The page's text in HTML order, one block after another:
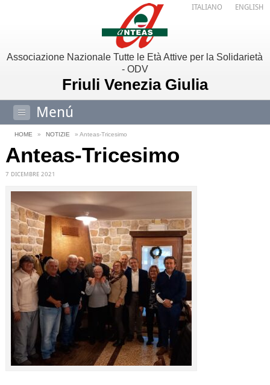
Associazione Nazionale Tutte le Età Attive per la Solidarietà
- ODV
Friuli Venezia Giulia
Menú
ITALIANO ENGLISH
HOME » NOTIZIE » Anteas-Tricesimo
Anteas-Tricesimo
7 DICEMBRE 2021